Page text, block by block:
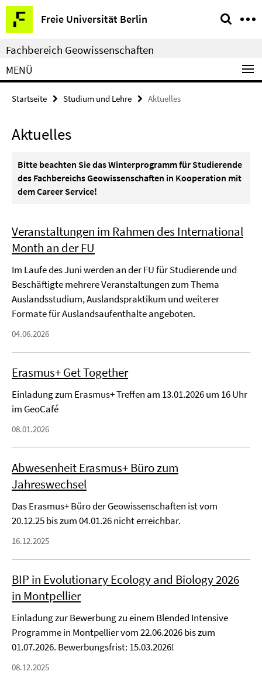
Springe
direkt
zu
Inhalt
Freie Universität Berlin
Service-
Navigation
Fachbereich Geowissenschaften
MENÜ
Startseite Studium und Lehre Aktuelles
Aktuelles
Bitte beachten Sie das Winterprogramm für Studierende
des Fachbereichs Geowissenschaften in Kooperation mit
dem Career Service!
Veranstaltungen im Rahmen des International
Month an der FU
Im Laufe des Juni werden an der FU für Studierende und
Beschäftigte mehrere Veranstaltungen zum Thema
Auslandsstudium, Auslandspraktikum und weiterer
Formate für Auslandsaufenthalte angeboten.
04.06.2026
Erasmus+ Get Together
Einladung zum Erasmus+ Treffen am 13.01.2026 um 16 Uhr
im GeoCafé
08.01.2026
Abwesenheit Erasmus+ Büro zum
Jahreswechsel
Das Erasmus+ Büro der Geowissenschaften ist vom
20.12.25 bis zum 04.01.26 nicht erreichbar.
16.12.2025
BIP in Evolutionary Ecology and Biology 2026
in Montpellier
Einladung zur Bewerbung zu einem Blended Intensive
Programme in Montpellier vom 22.06.2026 bis zum
01.07.2026. Bewerbungsfrist: 15.03.2026!
08.12.2025